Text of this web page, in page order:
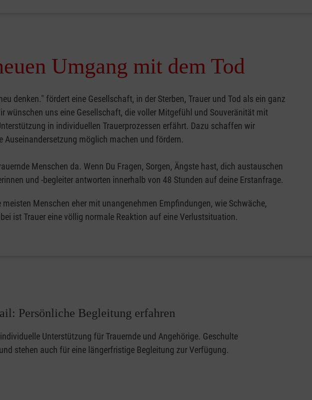
Umgang mit dem Tod
denken." fördert eine Gesellschaft, in der Sterben, Trauer und Tod als ein ganz
wünschen uns eine Gesellschaft, die voller Mitgefühl und Souveränität mit
in individuellen Trauerprozessen erfährt. Dazu schaffen wir
Auseinandersetzung möglich machen und fördern.
Menschen da. Wenn Du Fragen, Sorgen, Ängste hast, dich austauschen
und -begleiter antworten innerhalb von 48 Stunden auf deine Erstanfrage.
Menschen eher mit unangenehmen Empfindungen, wie Schwäche,
ist Trauer eine völlig normale Reaktion auf eine Verlustsituation.
Persönliche Begleitung erfahren
Unterstützung für Trauernde und Angehörige. Geschulte
stehen auch für eine längerfristige Begleitung zur Verfügung.